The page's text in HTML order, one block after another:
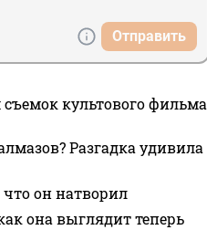
Отправить
культового фильма
Разгадка удивила
он натворил
она выглядит теперь